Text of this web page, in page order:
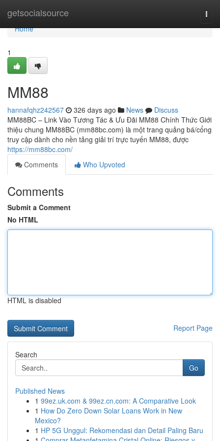
getsocialsource
Home
Home
1
MM88
hannafqhz242567 326 days ago News
Discuss
MM88BC – Link Vào Tương Tác & Ưu Đãi MM88 Chính Thức Giới
thiệu chung MM88BC (mm88bc.com) là một trang quảng bá/cổng
truy cập dành cho nền tảng giải trí trực tuyến MM88, được
https://mm88bc.com/
Comments
Who Upvoted
Comments
Submit a Comment
No HTML
HTML is disabled
Report Page
Search
Go
Published News
1 99ez.uk.com & 99ez.cn.com: A Comparative Look
1 How Do Zero Down Solar Loans Work in New
Mexico?
1 HP 5G Unggul: Rekomendasi dan Detail Paling Baru